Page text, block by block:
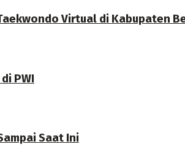
Virtual di Kabupaten
PWI
Saat Ini